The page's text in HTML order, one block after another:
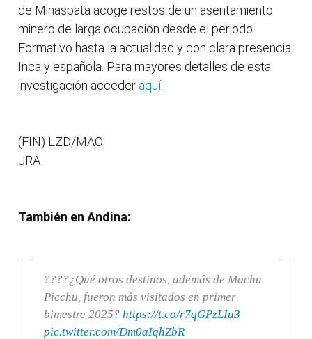
de Minaspata acoge restos de un asentamiento
minero de larga ocupación desde el periodo
Formativo hasta la actualidad y con clara presencia
Inca y española. Para mayores detalles de esta
investigación acceder aquí.
(FIN) LZD/MAO
JRA
También en Andina:
????¿Qué otros destinos, además de Machu
Picchu, fueron más visitados en primer
bimestre 2025? https://t.co/r7qGPzLIu3
pic.twitter.com/Dm0aIqhZbR